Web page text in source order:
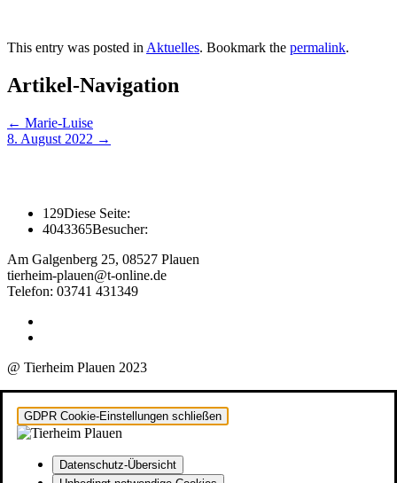
This entry was posted in Aktuelles. Bookmark the permalink.
Artikel-Navigation
← Marie-Luise
8. August 2022 →
129Diese Seite:
4043365Besucher:
Am Galgenberg 25, 08527 Plauen
tierheim-plauen@t-online.de
Telefon: 03741 431349
@ Tierheim Plauen 2023
GDPR Cookie-Einstellungen schließen
Datenschutz-Übersicht